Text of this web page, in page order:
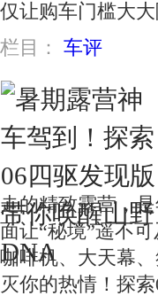
仅让购车门槛大
栏目： 车评
走的精致露营，
面让“秘境”遥不
咖啡机、大天幕
灭你的热情！探